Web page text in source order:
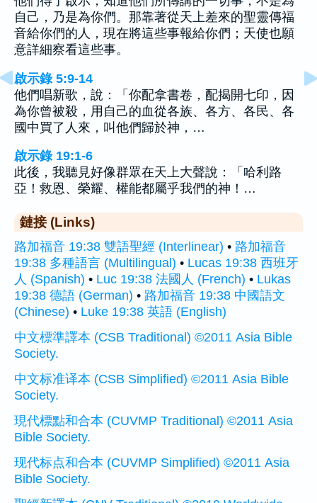
自己，乃是為你們。那靠著從天上差來的聖靈傳福
音給你們的人，現在將這些事報給你們；天使也願
意詳細察看這些事。
啟示錄 5:9-14
他們唱新歌，說：「你配拿書卷，配揭開七印，因
為你曾被殺，用自己的血從各族、各方、各民、各
國中買了人來，叫他們歸於神，…
啟示錄 19:1-6
此後，我聽見好像群眾在天上大聲說：「哈利路
亞！救恩、榮耀、權能都屬乎我們的神！…
鏈接 (Links)
路加福音 19:38 雙語聖經 (Interlinear) • 路加福音
19:38 多種語言 (Multilingual) • Lucas 19:38 西班牙
人 (Spanish) • Luc 19:38 法國人 (French) • Lukas
19:38 德語 (German) • 路加福音 19:38 中國語文
(Chinese) • Luke 19:38 英語 (English)
中文標準譯本 (CSB Traditional) ©2011 Asia Bible
Society.
中文标准译本 (CSB Simplified) ©2011 Asia Bible
Society.
現代標點和合本 (CUVMP Traditional) ©2011 Asia
Bible Society.
现代标点和合本 (CUVMP Simplified) ©2011 Asia
Bible Society.